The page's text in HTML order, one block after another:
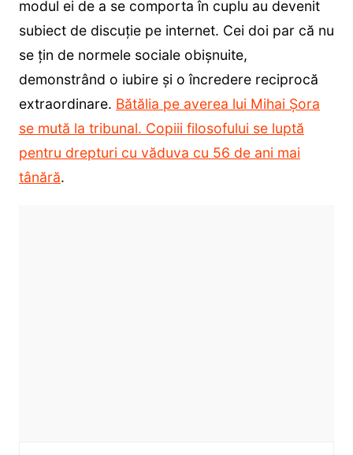
modul ei de a se comporta în cuplu au devenit
subiect de discuție pe internet. Cei doi par că nu
se țin de normele sociale obișnuite,
demonstrând o iubire și o încredere reciprocă
extraordinare. Bătălia pe averea lui Mihai Șora
se mută la tribunal. Copiii filosofului se luptă
pentru drepturi cu văduva cu 56 de ani mai
tânără.